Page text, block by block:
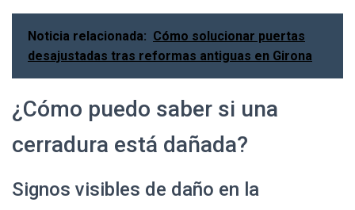
Noticia relacionada: Cómo solucionar puertas
desajustadas tras reformas antiguas en Girona
¿Cómo puedo saber si una
cerradura está dañada?
Signos visibles de daño en la